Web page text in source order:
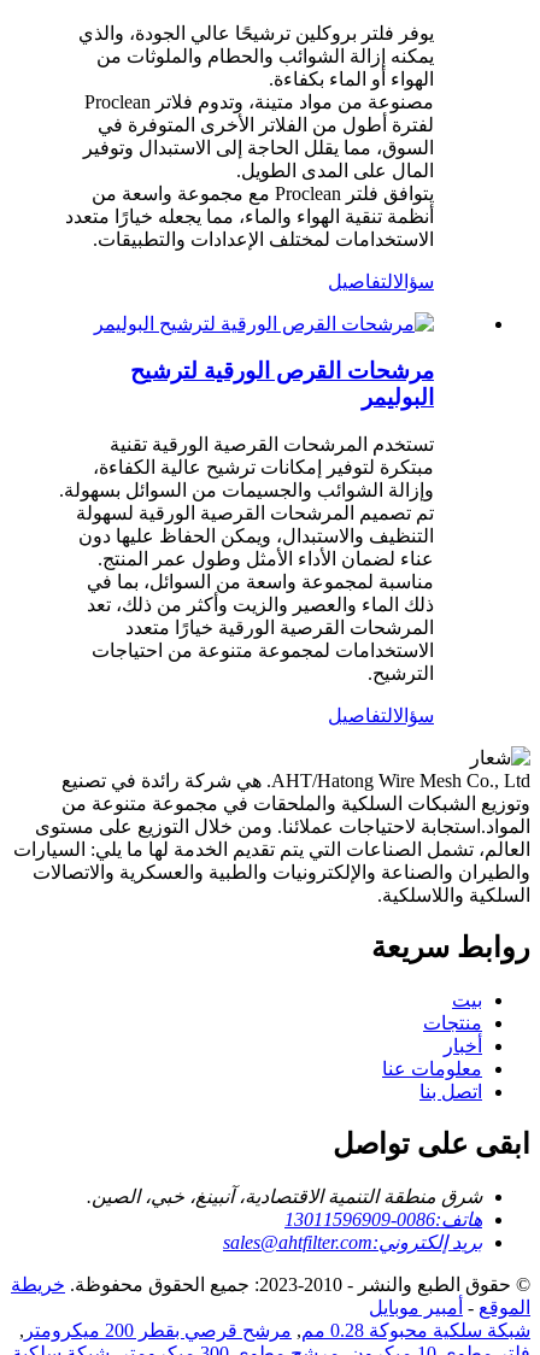
يوفر فلتر بروكلين ترشيحًا عالي الجودة، والذي
يمكنه إزالة الشوائب والحطام والملوثات من
الهواء أو الماء بكفاءة.
مصنوعة من مواد متينة، وتدوم فلاتر Proclean
لفترة أطول من الفلاتر الأخرى المتوفرة في
السوق، مما يقلل الحاجة إلى الاستبدال وتوفير
المال على المدى الطويل.
يتوافق فلتر Proclean مع مجموعة واسعة من
أنظمة تنقية الهواء والماء، مما يجعله خيارًا متعدد
الاستخدامات لمختلف الإعدادات والتطبيقات.
سؤالالتفاصيل
مرشحات القرص الورقية لترشيح
البوليمر
تستخدم المرشحات القرصية الورقية تقنية
مبتكرة لتوفير إمكانات ترشيح عالية الكفاءة،
وإزالة الشوائب والجسيمات من السوائل بسهولة.
تم تصميم المرشحات القرصية الورقية لسهولة
التنظيف والاستبدال، ويمكن الحفاظ عليها دون
عناء لضمان الأداء الأمثل وطول عمر المنتج.
مناسبة لمجموعة واسعة من السوائل، بما في
ذلك الماء والعصير والزيت وأكثر من ذلك، تعد
المرشحات القرصية الورقية خيارًا متعدد
الاستخدامات لمجموعة متنوعة من احتياجات
الترشيح.
سؤالالتفاصيل
AHT/Hatong Wire Mesh Co., Ltd. هي شركة رائدة في تصنيع
وتوزيع الشبكات السلكية والملحقات في مجموعة متنوعة من
المواد.استجابة لاحتياجات عملائنا. ومن خلال التوزيع على مستوى
العالم، تشمل الصناعات التي يتم تقديم الخدمة لها ما يلي: السيارات
والطيران والصناعة والإلكترونيات والطبية والعسكرية والاتصالات
السلكية واللاسلكية.
روابط سريعة
بيت
منتجات
أخبار
معلومات عنا
اتصل بنا
ابقى على تواصل
شرق منطقة التنمية الاقتصادية، آنبينغ، خبي، الصين.
هاتف:0086-13011596909
بريد إلكتروني:sales@ahtfilter.com
© حقوق الطبع والنشر - 2010-2023: جميع الحقوق محفوظة.
خريطة
الموقع - أمبير موبايل
شبكة سلكية محبوكة 0.28 مم
, مرشح قرصي بقطر 200 ميكرومتر
,